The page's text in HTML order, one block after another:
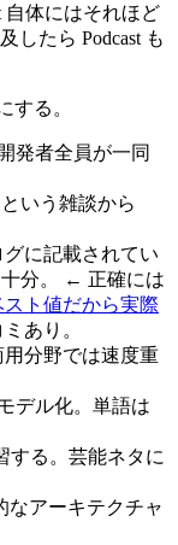
自体にはそれほど
したら Podcast も
する。
発者全員が一同
いう雑談から
に記載されてい
十分。 ← 正確には
ト値だから実際
あり。
分野では速度重
デル化。単語は
する。芸能ネタに
なアーキテクチャ